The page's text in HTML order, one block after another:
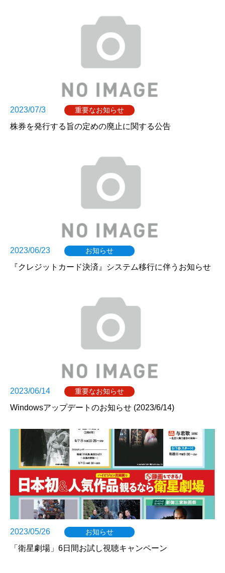
2023/07/3 重要なお知らせ
株券を発行する旨の定めの廃止に関する公告
2023/06/23 お知らせ
『クレジットカード決済』システム移行に伴うお知らせ
2023/06/14 重要なお知らせ
Windowsアップデートのお知らせ (2023/6/14)
2023/05/26 お知らせ
「衛星劇場」6日間お試し視聴キャンペーン